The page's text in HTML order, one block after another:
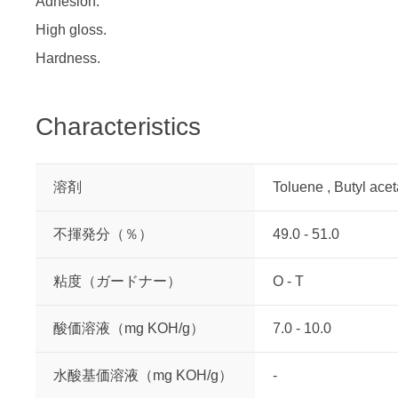
High gloss.
Hardness.
Characteristics
溶剤 Toluene , Butyl
不揮発分（％） 49.0 - 51.0
粘度（ガードナー） O - T
酸価溶液（mg KOH/g） 7.0 - 10.0
水酸基価溶液（mg KOH/g） -